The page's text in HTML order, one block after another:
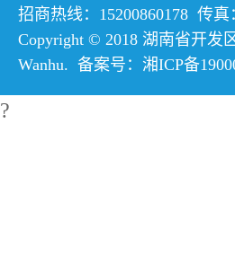
招商热线：15200860178 传真
Copyright © 2018 湖南省开发
Wanhu. 备案号： 湘ICP备
?